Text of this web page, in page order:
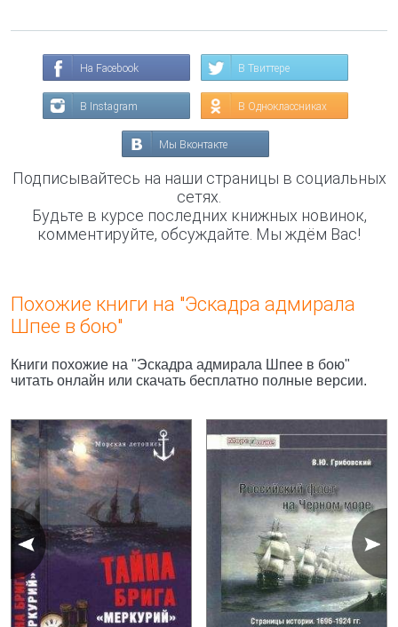
На Facebook В Твиттере
В Instagram В Одноклассниках
Мы Вконтакте
Подписывайтесь на наши страницы в социальных
сетях.
Будьте в курсе последних книжных новинок,
комментируйте, обсуждайте. Мы ждём Вас!
Похожие книги на "Эскадра адмирала
Шпее в бою"
Книги похожие на "Эскадра адмирала Шпее в бою"
читать онлайн или скачать бесплатно полные версии.